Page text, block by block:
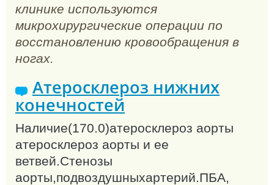
клинике используются
микрохирургические операции по
восстановлению кровообращения в
ногах.
Атеросклероз нижних
конечностей
Наличие(170.0)атеросклероз аорты
атеросклероз аорты и ее
ветвей.Стенозы
аорты,подвоздушныхартерий.ПБА,